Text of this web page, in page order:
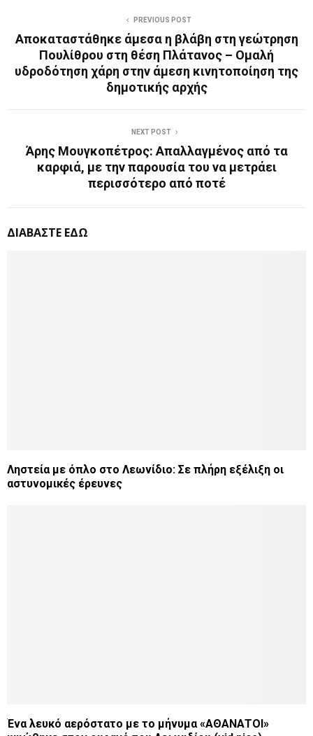
PREVIOUS POST
Αποκαταστάθηκε άμεσα η βλάβη στη γεώτρηση
Πουλίθρου στη θέση Πλάτανος – Ομαλή
υδροδότηση χάρη στην άμεση κινητοποίηση της
δημοτικής αρχής
NEXT POST
Άρης Μουγκοπέτρος: Απαλλαγμένος από τα
καρφιά, με την παρουσία του να μετράει
περισσότερο από ποτέ
ΔΙΑΒΑΣΤΕ ΕΔΩ
Ληστεία με όπλο στο Λεωνίδιο: Σε πλήρη εξέλιξη οι
αστυνομικές έρευνες
Ένα λευκό αερόστατο με το μήνυμα «ΑΘΑΝΑΤΟΙ»